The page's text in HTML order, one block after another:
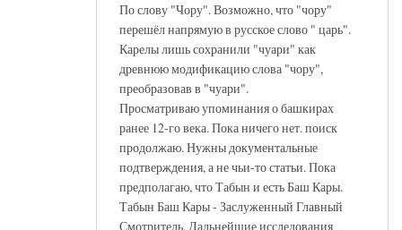
По слову "Чору". Возможно, что "чору"
перешёл напрямую в русское слово " царь".
Карелы лишь сохранили "чуари" как
древнюю модификацию слова "чору",
преобразовав в "чуари".
Просматриваю упоминания о башкирах
ранее 12-го века. Пока ничего нет. поиск
продолжаю. Нужны документальные
подтверждения, а не чьи-то статьи. Пока
предполагаю, что Табын и есть Баш Кары.
Табын Баш Кары - Заслуженный Главный
Смотритель. Дальнейшие исследования